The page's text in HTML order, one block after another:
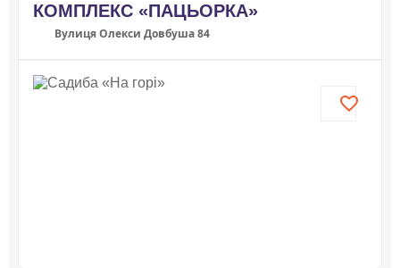
КОМПЛЕКС «ПАЦЬОРКА»
Вулиця Олекси Довбуша 84